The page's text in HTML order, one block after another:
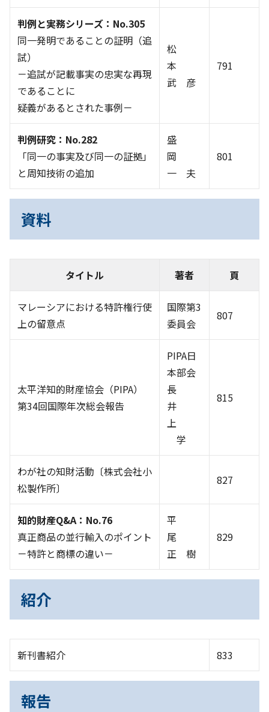
判例と実務シリーズ：No.305
同一発明であることの証明（追
試）
－追試が記載事実の忠実な再現
であることに
疑義があるとされた事例－
松
本
武 彦
791
判例研究：No.282
「同一の事実及び同一の証拠」
と周知技術の追加
盛
岡
一 夫
801
資料
タイトル 著者 頁
マレーシアにおける特許権行使
上の留意点
国際第3
委員会
807
太平洋知的財産協会（PIPA）
第34回国際年次総会報告
PIPA日
本部会
長
井
上
学
815
わが社の知財活動〔株式会社小
松製作所〕
827
知的財産Q&A：No.76
真正商品の並行輸入のポイント
－特許と商標の違い－
平
尾
正 樹
829
紹介
新刊書紹介 833
報告